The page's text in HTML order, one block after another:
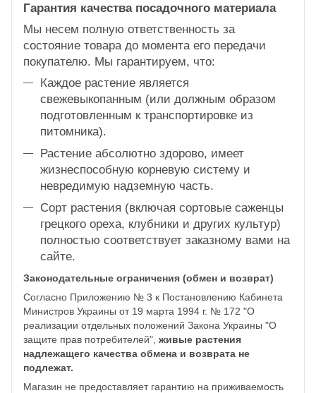
Гарантия качества посадочного материала
Мы несем полную ответственность за
состояние товара до момента его передачи
покупателю. Мы гарантируем, что:
Каждое растение является
свежевыкопанным (или должным образом
подготовленным к транспортировке из
питомника).
Растение абсолютно здорово, имеет
жизнеспособную корневую систему и
невредимую надземную часть.
Сорт растения (включая сортовые саженцы
грецкого ореха, клубники и других культур)
полностью соответствует заказному вами на
сайте.
Законодательные ограничения (обмен и возврат)
Согласно Приложению № 3 к Постановлению Кабинета
Министров Украины от 19 марта 1994 г. № 172 "О
реализации отдельных положений Закона Украины "О
защите прав потребителей", живые растения
надлежащего качества обмена и возврата не
подлежат.
Магазин не предоставляет гарантию на приживаемость